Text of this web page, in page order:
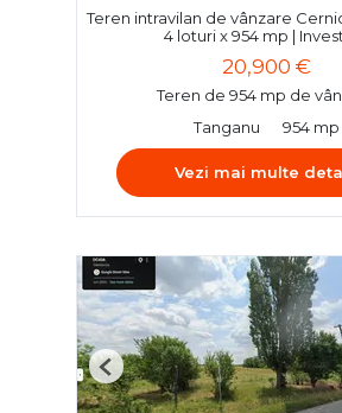
Teren intravilan de vânzare
4 loturi x 954 mp |
20,900 €
Teren de 954 mp de
Tanganu
954 mp
Vezi mai multe
Previous